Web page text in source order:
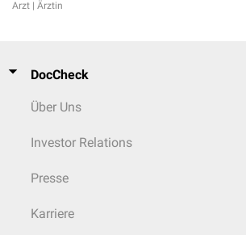
Arzt | Ärztin
DocCheck
Über Uns
Investor Relations
Presse
Karriere